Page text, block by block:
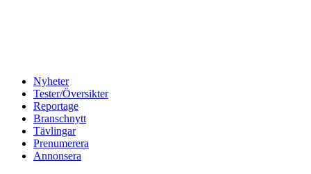
Nyheter
Tester/Översikter
Reportage
Branschnytt
Tävlingar
Prenumerera
Annonsera